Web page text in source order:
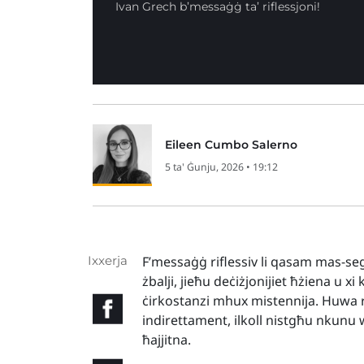
Ivan Grech b’messaġġ ta’ riflessjoni!
Eileen Cumbo Salerno
5 ta' Ġunju, 2026 • 19:12
Ixxerja
F’messaġġ riflessiv li qasam mas-
żbalji, jieħu deċiżjonijiet ħżiena u
ċirkostanzi mhux mistennija.
indirettament, ilkoll nistgħu nkunu
ħajjitna.